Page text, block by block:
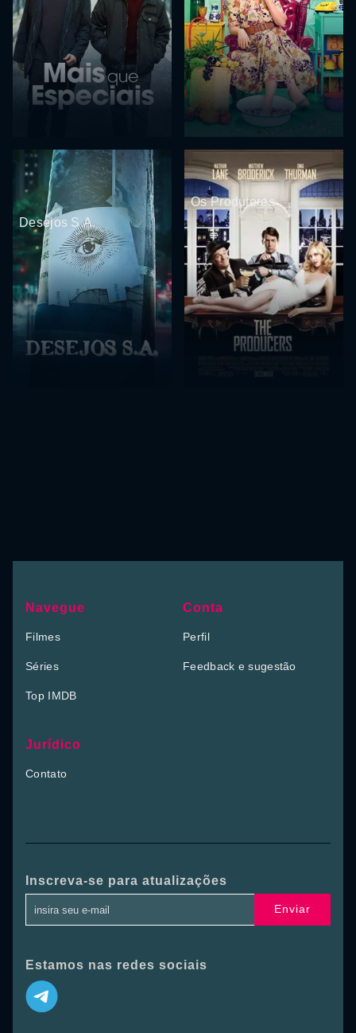
Desejos S.A.
Os Produtores
Navegue
Filmes
Séries
Top IMDB
Conta
Perfil
Feedback e sugestão
Jurídico
Contato
Inscreva-se para atualizações
Enviar
Estamos nas redes sociais